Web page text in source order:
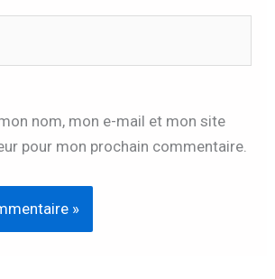
nom, mon e-mail et mon site
pour mon prochain commentaire.